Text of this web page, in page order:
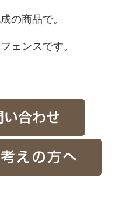
の商品で。
ェンスです。